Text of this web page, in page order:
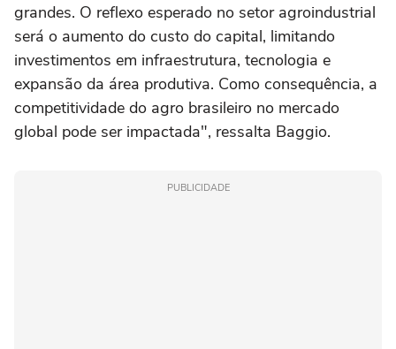
grandes. O reflexo esperado no setor agroindustrial
será o aumento do custo do capital, limitando
investimentos em infraestrutura, tecnologia e
expansão da área produtiva. Como consequência, a
competitividade do agro brasileiro no mercado
global pode ser impactada", ressalta Baggio.
PUBLICIDADE